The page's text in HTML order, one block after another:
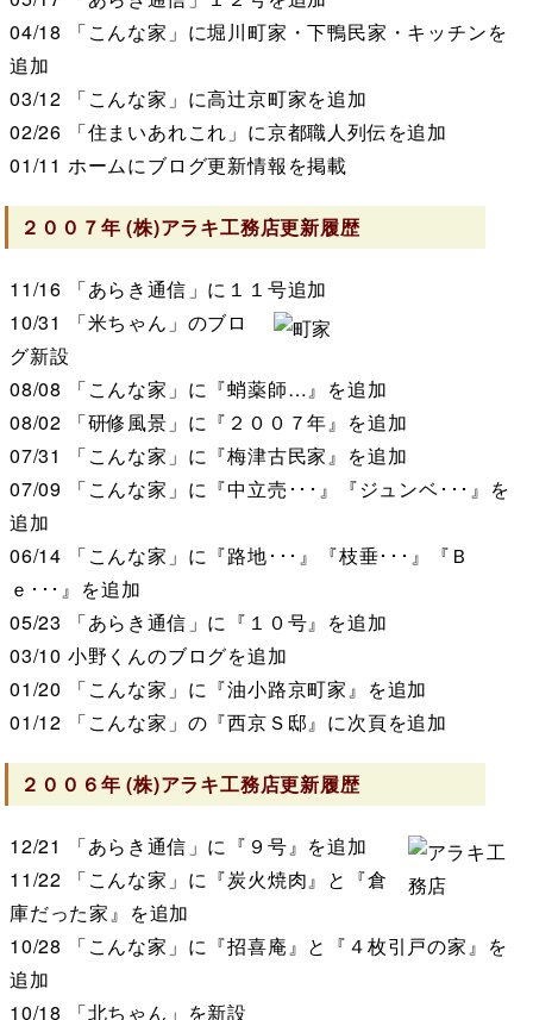
04/18 「こんな家」に堀川町家・下鴨民家・キッチンを
追加
03/12 「こんな家」に高辻京町家を追加
02/26 「住まいあれこれ」に京都職人列伝を追加
01/11 ホームにブログ更新情報を掲載
２００７年(株)アラキ工務店更新履歴
11/16 「あらき通信」に１１号追加
10/31
「米ちゃん」のブロ
グ新設
08/08 「こんな家」に『蛸薬師…』を追加
08/02 「研修風景」に『２００７年』を追加
07/31
「こんな家」に『梅津古民家』を追加
07/09 「こんな家」に『中立売･･･』『ジュンベ･･･』を
追加
06/14 「こんな家」に『路地･･･』『枝垂･･･』『Ｂ
ｅ･･･』を追加
05/23 「あらき通信」に『１０号』を追加
03/10 小野くんのブログを追加
01/20 「こんな家」に『油小路京町家』を追加
01/12 「こんな家」の『西京Ｓ邸』に次頁を追加
２００６年(株)アラキ工務店更新履歴
12/21
「あらき通信」に『９号』を追加
11/22 「こんな家」に『炭火焼肉』と『倉
庫だった家』を追加
10/28 「こんな家」に『招喜庵』と『４枚引戸の家』を
追加
10/18 「北ちゃん」を新設